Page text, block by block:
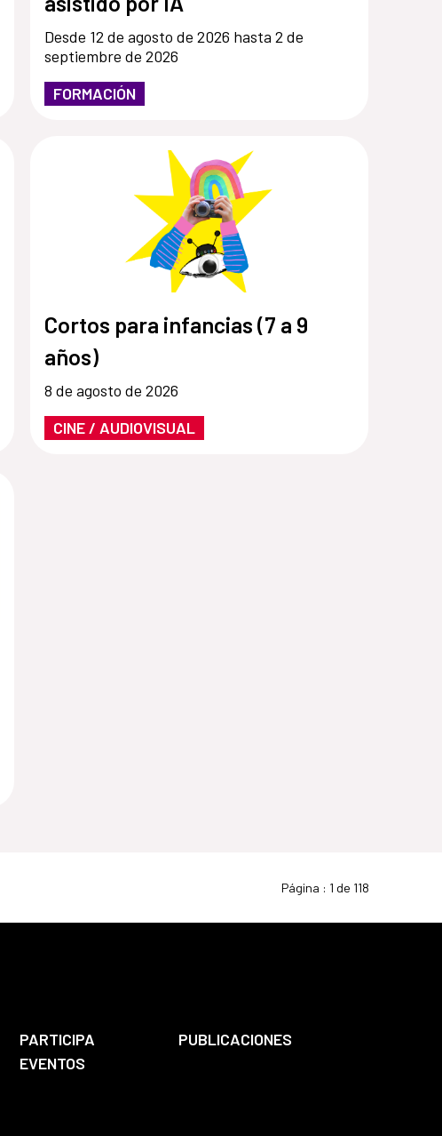
Desde 12 de agosto de 2026 hasta 2 de
septiembre de 2026
FORMACIÓN
Cortos para infancias (7 a 9
años)
8 de agosto de 2026
CINE / AUDIOVISUAL
Página : 1 de 118
PARTICIPA
PUBLICACIONES
EVENTOS